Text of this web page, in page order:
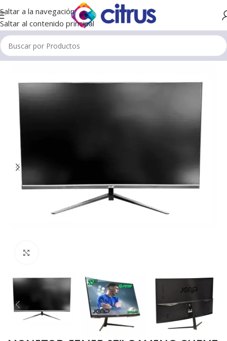
Saltar a la navegación
Saltar al contenido principal
Inicio/Monitores